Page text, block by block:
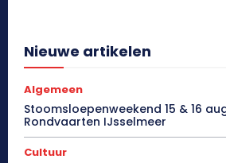
Nieuwe artikelen
Algemeen
Stoomsloepenweekend 15 & 16
Rondvaarten IJsselmeer
Cultuur